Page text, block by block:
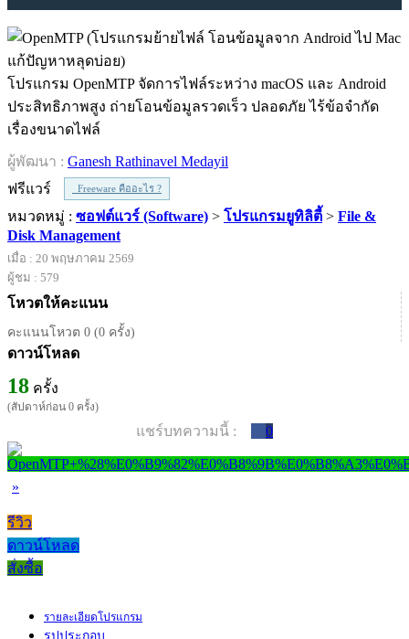
โปรแกรม OpenMTP จัดการไฟล์ระหว่าง macOS และ Android
ประสิทธิภาพสูง ถ่ายโอนข้อมูลรวดเร็ว ปลอดภัย ไร้ข้อจำกัด
เรื่องขนาดไฟล์
ผู้พัฒนา : Ganesh Rathinavel Medayil
ฟรีแวร์
Freeware คืออะไร ?
หมวดหมู่ : ซอฟต์แวร์ (Software) > โปรแกรมยูทิลิตี้ > File &
Disk Management
เมื่อ : 20 พฤษภาคม 2569
ผู้ชม : 579
โหวตให้คะแนน
คะแนนโหวต 0 (0 ครั้ง)
ดาวน์โหลด
18 ครั้ง
(สัปดาห์ก่อน 0 ครั้ง)
แชร์บทความนี้ : 0
»
รีวิว
ดาวน์โหลด
สั่งซื้อ
รายละเอียดโปรแกรม
รูปประกอบ